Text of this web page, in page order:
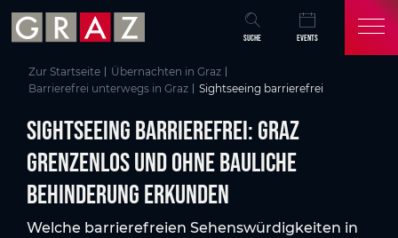
Zum Hauptinhalt springen
Zum Inhaltsverzeichnis springen
Zur Hauptnavigation springen
SUCHE EVENTS
Zur Startseite
Übernachten in Graz
Barrierefrei unterwegs in Graz
Sightseeing barrierefrei
Sightseeing barrierefrei: Graz
grenzenlos und ohne bauliche
Behinderung erkunden
Welche barrierefreien Sehenswürdigkeiten in